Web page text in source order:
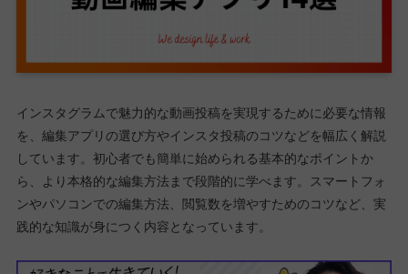
インスタグラムで魅力的な動画投稿を実現するために必要な情報
を、編集アプリの選び方やインスタ投稿のコツなどを幅広く解説
しています。初心者でも簡単に始められる基本的なポイントか
ら、より本格的な編集方法まで段階的に学べます。スマートフォ
ンやパソコンでの編集方法、閲覧数を増やすためのコツなど、実
践的な知識が身につく内容となっています。